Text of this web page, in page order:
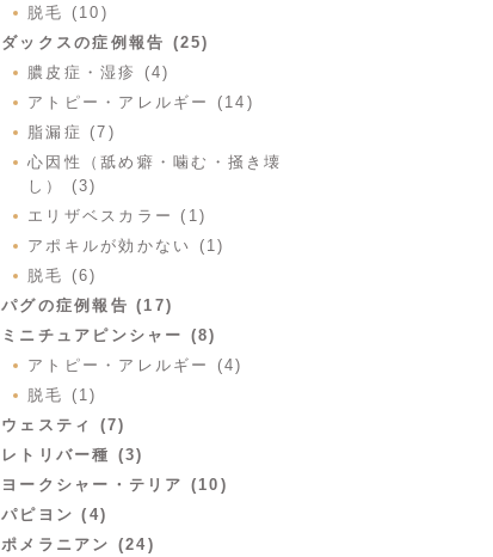
脱毛 (10)
ダックスの症例報告 (25)
膿皮症・湿疹 (4)
アトピー・アレルギー (14)
脂漏症 (7)
心因性（舐め癖・噛む・掻き壊
し） (3)
エリザベスカラー (1)
アポキルが効かない (1)
脱毛 (6)
パグの症例報告 (17)
ミニチュアピンシャー (8)
アトピー・アレルギー (4)
脱毛 (1)
ウェスティ (7)
レトリバー種 (3)
ヨークシャー・テリア (10)
パピヨン (4)
ポメラニアン (24)